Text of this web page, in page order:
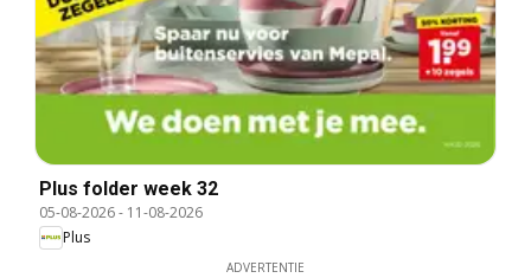
Plus folder week 32
05-08-2026- 11-08-2026
Plus
ADVERTENTIE